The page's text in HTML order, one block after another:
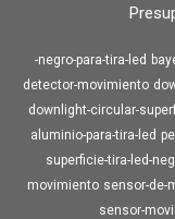
-negro-para-tira-led
detector-movimiento
downlight-circular-
aluminio-para-tira-led
superficie-tira-led-
movimiento sensor-de-
sensor-